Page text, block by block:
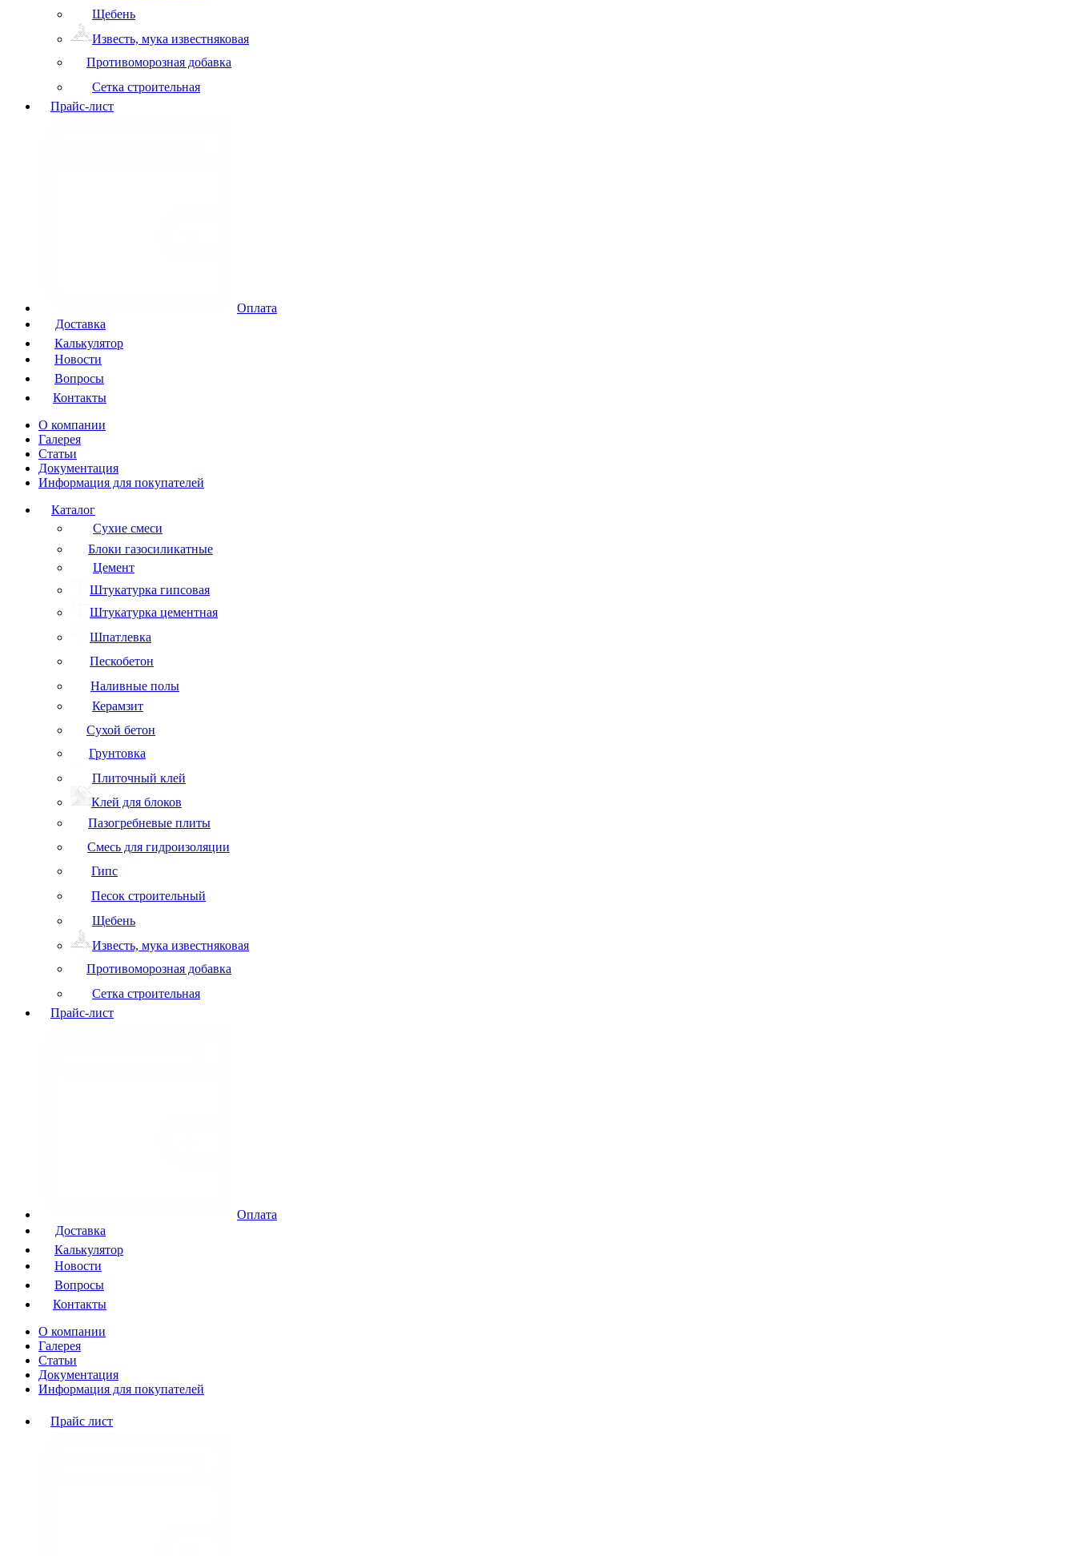
Щебень
Известь, мука известняковая
Противоморозная добавка
Сетка строительная
Прайс-лист
Оплата
Доставка
Калькулятор
Новости
Вопросы
Контакты
О компании
Галерея
Статьи
Документация
Информация для покупателей
Каталог
Сухие смеси
Блоки газосиликатные
Цемент
Штукатурка гипсовая
Штукатурка цементная
Шпатлевка
Пескобетон
Наливные полы
Керамзит
Сухой бетон
Грунтовка
Плиточный клей
Клей для блоков
Пазогребневые плиты
Смесь для гидроизоляции
Гипс
Песок строительный
Щебень
Известь, мука известняковая
Противоморозная добавка
Сетка строительная
Прайс-лист
Оплата
Доставка
Калькулятор
Новости
Вопросы
Контакты
О компании
Галерея
Статьи
Документация
Информация для покупателей
Прайс лист